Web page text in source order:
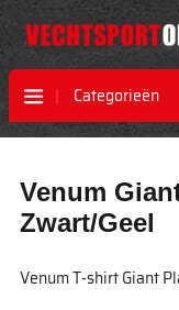
Categorieën
naar
het
einde
de
naar
het
begin
de
Venum
Zwart/Geel
Venum T-shirt Giant